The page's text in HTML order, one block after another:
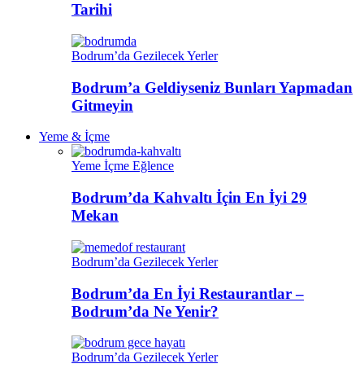
Tarihi
Bodrum’da Gezilecek Yerler
Bodrum’a Geldiyseniz Bunları Yapmadan
Gitmeyin
Yeme & İçme
Yeme İçme Eğlence
Bodrum’da Kahvaltı İçin En İyi 29
Mekan
Bodrum’da Gezilecek Yerler
Bodrum’da En İyi Restaurantlar –
Bodrum’da Ne Yenir?
Bodrum’da Gezilecek Yerler